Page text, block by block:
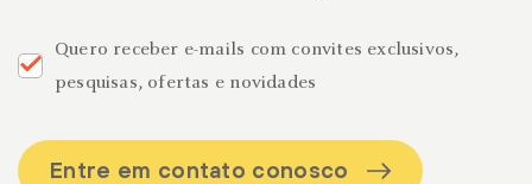
Quero receber e-mails com convites exclusivos,
pesquisas, ofertas e novidades
Entre em contato conosco